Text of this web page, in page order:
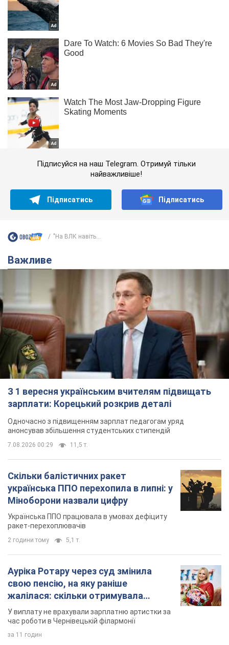
Підписуйся на наш Telegram. Отримуй тільки
найважливіше!
Підписатись Підписатись
"На ВЛК навіть...
Важливе
З 1 вересня українським вчителям підвищать
зарплати: Корецький розкрив деталі
Одночасно з підвищенням зарплат педагогам уряд
анонсував збільшення студентських стипендій
7.08.2026 00:29 11,5 т.
Скільки балістичних ракет
українська ППО перехопила в липні: у
Міноборони назвали цифру
Українська ППО працювала в умовах дефіциту
ракет-перехоплювачів
2 години тому 5,1 т.
Ауріка Ротару через суд змінила
свою пенсію, на яку раніше
жалілася: скільки отримувала
співачка
У виплату не врахували зарплатню артистки за
час роботи в Чернівецькій філармонії
за 11 годин